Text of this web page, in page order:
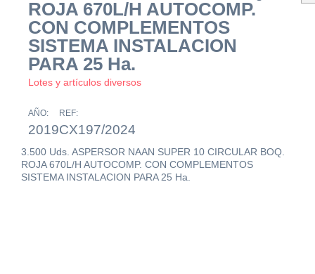
ROJA 670L/H AUTOCOMP.
CON COMPLEMENTOS
SISTEMA INSTALACION
PARA 25 Ha.
Lotes y artículos diversos
AÑO:
2019
REF:
CX197/2024
3.500 Uds. ASPERSOR NAAN SUPER 10 CIRCULAR BOQ.
ROJA 670L/H AUTOCOMP. CON COMPLEMENTOS
SISTEMA INSTALACION PARA 25 Ha.